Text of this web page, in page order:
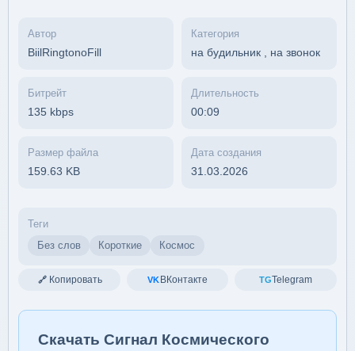
Автор
BiilRingtonoFill
Категория
на будильник, на звонок
Битрейт
135 kbps
Длительность
00:09
Размер файла
159.63 KB
Дата создания
31.03.2026
Теги
Без слов
Короткие Космос
🔗 Копировать VK ВКонтакте TGTelegram
Скачать Сигнал Космического